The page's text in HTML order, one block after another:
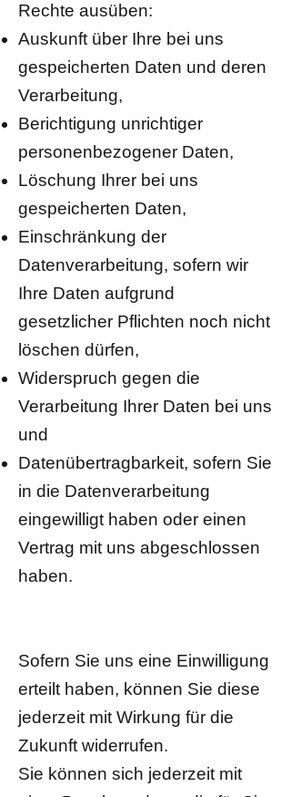
Rechte ausüben:
Auskunft über Ihre bei uns
gespeicherten Daten und deren
Verarbeitung,
Berichtigung unrichtiger
personenbezogener Daten,
Löschung Ihrer bei uns
gespeicherten Daten,
Einschränkung der
Datenverarbeitung, sofern wir
Ihre Daten aufgrund
gesetzlicher Pflichten noch nicht
löschen dürfen,
Widerspruch gegen die
Verarbeitung Ihrer Daten bei uns
und
Datenübertragbarkeit, sofern Sie
in die Datenverarbeitung
eingewilligt haben oder einen
Vertrag mit uns abgeschlossen
haben.
Sofern Sie uns eine Einwilligung
erteilt haben, können Sie diese
jederzeit mit Wirkung für die
Zukunft widerrufen.
Sie können sich jederzeit mit